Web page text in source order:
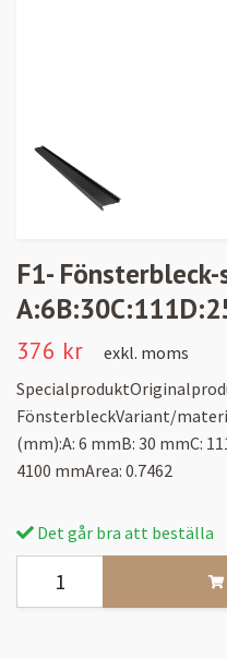
F1-
376 kr
exkl. moms
FönsterbleckVariant/
(mm):A: 6 mmB: 30 mmC:
4100 mmArea: 0.7462
Det går bra att beställa